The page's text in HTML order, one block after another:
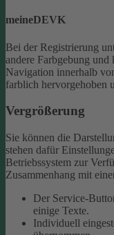
meineDEVK
Bei der Registrierung
andere Farbgebung und
Navigation innerhalb
farblich hervorgehoben
Vergrößerung
Sie können die
stehen dafür
Betriebssystem zur
Zusammenhang mit
Der Service-
einige Texte.
Individuell